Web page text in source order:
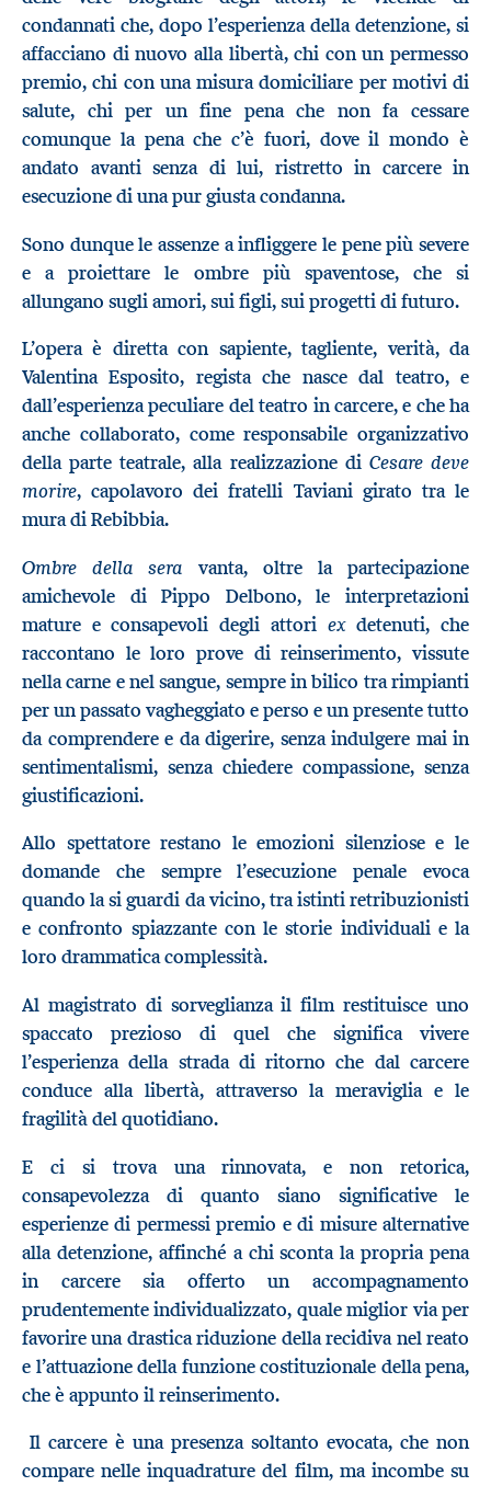
condannati che, dopo l’esperienza della detenzione, si
affacciano di nuovo alla libertà, chi con un permesso
premio, chi con una misura domiciliare per motivi di
salute, chi per un fine pena che non fa cessare
comunque la pena che c’è fuori, dove il mondo è
andato avanti senza di lui, ristretto in carcere in
esecuzione di una pur giusta condanna.
Sono dunque le assenze a infliggere le pene più severe
e a proiettare le ombre più spaventose, che si
allungano sugli amori, sui figli, sui progetti di futuro.
L’opera è diretta con sapiente, tagliente, verità, da
Valentina Esposito, regista che nasce dal teatro, e
dall’esperienza peculiare del teatro in carcere, e che ha
anche collaborato, come responsabile organizzativo
della parte teatrale, alla realizzazione di Cesare deve
morire, capolavoro dei fratelli Taviani girato tra le
mura di Rebibbia.
Ombre della sera vanta, oltre la partecipazione
amichevole di Pippo Delbono, le interpretazioni
mature e consapevoli degli attori exdetenuti, che
raccontano le loro prove di reinserimento, vissute
nella carne e nel sangue, sempre in bilico tra rimpianti
per un passato vagheggiato e perso e un presente tutto
da comprendere e da digerire, senza indulgere mai in
sentimentalismi, senza chiedere compassione, senza
giustificazioni.
Allo spettatore restano le emozioni silenziose e le
domande che sempre l’esecuzione penale evoca
quando la si guardi da vicino, tra istinti retribuzionisti
e confronto spiazzante con le storie individuali e la
loro drammatica complessità.
Al magistrato di sorveglianza il film restituisce uno
spaccato prezioso di quel che significa vivere
l’esperienza della strada di ritorno che dal carcere
conduce alla libertà, attraverso la meraviglia e le
fragilità del quotidiano.
E ci si trova una rinnovata, e non retorica,
consapevolezza di quanto siano significative le
esperienze di permessi premio e di misure alternative
alla detenzione, affinché a chi sconta la propria pena
in carcere sia offerto un accompagnamento
prudentemente individualizzato, quale miglior via per
favorire una drastica riduzione della recidiva nel reato
e l’attuazione della funzione costituzionale della pena,
che è appunto il reinserimento.
Il carcere è una presenza soltanto evocata, che non
compare nelle inquadrature del film, ma incombe su